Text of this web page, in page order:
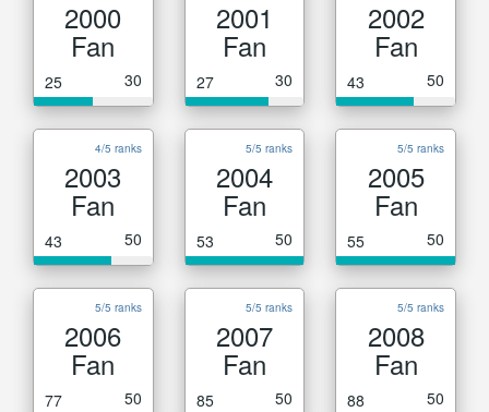
2000
Fan
25 30
2001
Fan
27 30
2002
Fan
43 50
4/5 ranks
2003
Fan
43 50
5/5 ranks
2004
Fan
53 50
5/5 ranks
2005
Fan
55 50
5/5 ranks
2006
Fan
77 50
5/5 ranks
2007
Fan
85 50
5/5 ranks
2008
Fan
88 50